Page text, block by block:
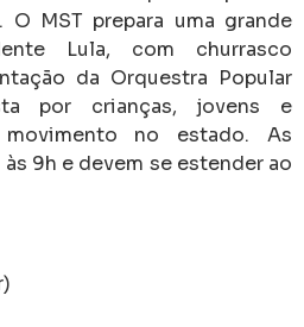
O MST prepara uma grande
Lula, com churrasco
da Orquestra Popular
por crianças, jovens e
no estado. As
9h e devem se estender ao